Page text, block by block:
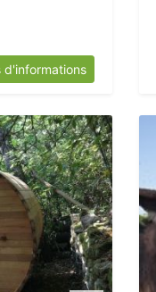
d'informations